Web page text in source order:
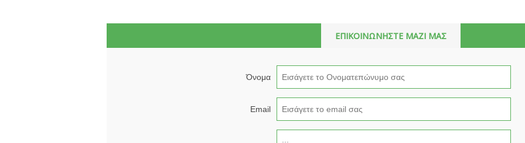
ΕΠΙΚΟΙΝΩΝΗΣΤΕ ΜΑΖΙ ΜΑΣ
Όνομα
Email